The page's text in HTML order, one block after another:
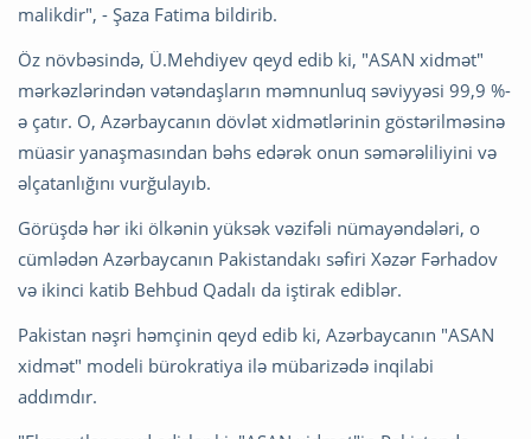
malikdir", - Şaza Fatima bildirib.
Öz növbəsində, Ü.Mehdiyev qeyd edib ki, "ASAN xidmət"
mərkəzlərindən vətəndaşların məmnunluq səviyyəsi 99,9 %-
ə çatır. O, Azərbaycanın dövlət xidmətlərinin göstərilməsinə
müasir yanaşmasından bəhs edərək onun səmərəliliyini və
əlçatanlığını vurğulayıb.
Görüşdə hər iki ölkənin yüksək vəzifəli nümayəndələri, o
cümlədən Azərbaycanın Pakistandakı səfiri Xəzər Fərhadov
və ikinci katib Behbud Qadalı da iştirak ediblər.
Pakistan nəşri həmçinin qeyd edib ki, Azərbaycanın "ASAN
xidmət" modeli bürokratiya ilə mübarizədə inqilabi
addımdır.